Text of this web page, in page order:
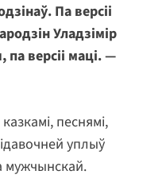
Па версіі
Уладзімір
па версіі маці. —
песнямі,
уплыў
мужчынскай.